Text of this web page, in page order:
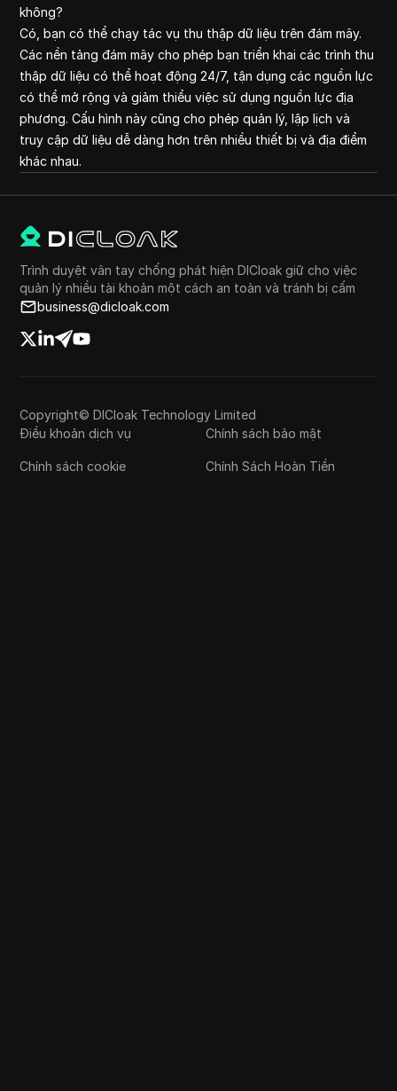
không?
Có, bạn có thể chạy tác vụ thu thập dữ liệu trên đám mây.
Các nền tảng đám mây cho phép bạn triển khai các trình thu
thập dữ liệu có thể hoạt động 24/7, tận dụng các nguồn lực
có thể mở rộng và giảm thiểu việc sử dụng nguồn lực địa
phương. Cấu hình này cũng cho phép quản lý, lập lịch và
truy cập dữ liệu dễ dàng hơn trên nhiều thiết bị và địa điểm
khác nhau.
Trình duyệt vân tay chống phát hiện DICloak giữ cho việc
quản lý nhiều tài khoản một cách an toàn và tránh bị cấm
business@dicloak.com
Copyright© DICloak Technology Limited
Điều khoản dịch vụ
Chính sách bảo mật
Chính sách cookie Chính Sách Hoàn Tiền